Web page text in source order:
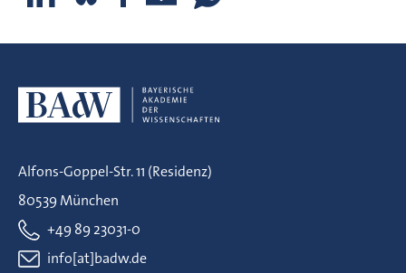
Alfons-Goppel-Str. 11 (Residenz)
80539 München
+49 89 23031-0
info[at]badw.de